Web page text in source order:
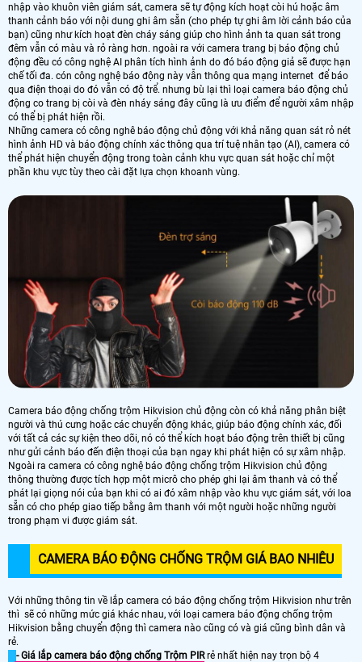
nhập vào khuôn viên giám sát, camera sẽ tự động kích hoạt còi hú hoặc âm
thanh cảnh báo với nội dung ghi âm sẵn (cho phép tự ghi âm lời cảnh báo của
bạn) cũng như kích hoạt đèn cháy sáng giúp cho hình ảnh ta quan sát trong
đêm vẫn có màu và rỏ ràng hơn. ngoài ra với camera trang bị báo động chủ
động đều có công nghệ AI phân tích hình ảnh do đó báo động giả sẽ được hạn
chế tối đa. cón công nghệ báo động này vẫn thông qua mạng internet để báo
qua điện thoại do đó vẫn có độ trể. nhưng bù lại thì loại camera báo động chủ
động co trang bị còi và đèn nháy sáng đây cũng là ưu điểm để người xâm nhập
có thể bị phát hiện rồi.
Những camera có công nghê báo động chủ động với khả năng quan sát rỏ nét
hình ảnh HD và báo động chính xác thông qua trí tuệ nhân tạo (AI), camera có
thể phát hiện chuyển động trong toàn cảnh khu vực quan sát hoặc chỉ một
phần khu vực tùy theo cài đặt lựa chọn khoanh vùng.
Camera báo động chống trộm Hikvision chủ động còn có khả năng phân biệt
người và thú cưng hoặc các chuyển động khác, giúp báo động chính xác, đối
với tất cả các sự kiện theo dõi, nó có thể kích hoạt báo động trên thiết bị cũng
như gửi cảnh báo đến điện thoại của bạn ngay khi phát hiện có sự xâm nhập.
Ngoài ra camera có công nghệ báo động chống trộm Hikvision chủ động
thông thường được tích hợp một micrô cho phép ghi lại âm thanh và có thể
phát lại giọng nói của bạn khi có ai đó xâm nhập vào khu vực giám sát, với loa
sẵn có cho phép giao tiếp bằng âm thanh với một người hoặc những người
trong phạm vi được giám sát.
CAMERA BÁO ĐỘNG CHỐNG TRỘM GIÁ BAO NHIÊU
Với những thông tin về lắp camera có báo động chống trộm Hikvision như trên
thì sẽ có những mức giá khác nhau, với loại camera báo động chống trộm
Hikvision bằng chuyển động thì camera nào cũng có và giá cũng bình dân và
rẻ.
- Giá lắp camera báo động chống Trộm PIRrẻ nhất hiện nay trọn bộ 4